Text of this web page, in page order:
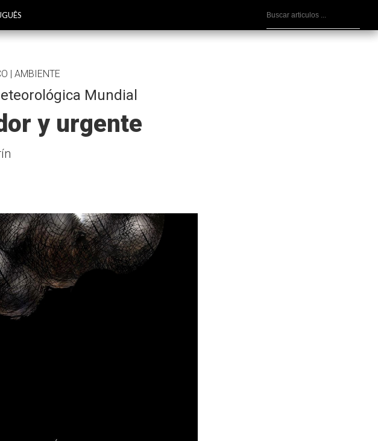
| AMBIENTE
Mundial
y urgente